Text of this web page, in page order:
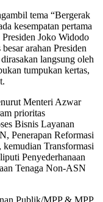
tema “Bergerak
kesempatan pertama
Joko Widodo
arahan Presiden
langsung oleh
tumpukan kertas,
Menteri Azwar
prioritas
Bisnis Layanan
Penerapan Reformasi
Transformasi
Penyederhanaan
Tenaga Non-ASN
Publik/MPP & MPP